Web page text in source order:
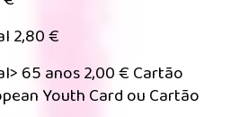
2,80 €
65 anos 2,00 € Cartão
Youth Card ou Cartão